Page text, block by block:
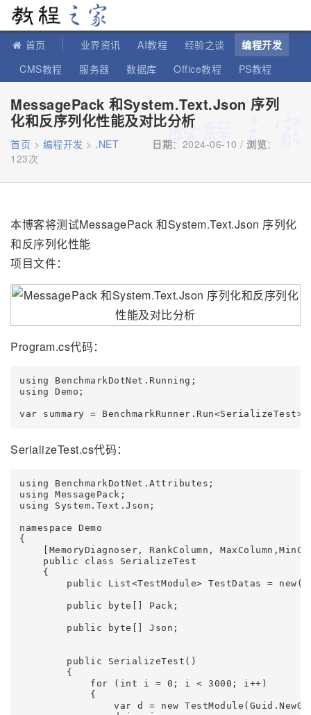
首页 业界资讯 AI教程 经验之谈
编程开发
CMS教程
服务器 数据库 Office教程
PS教程
MessagePack 和System.Text.Json 序列
化和反序列化性能及对比分析
首页 > 编程开发 > .NET 日期：2024-06-10 / 浏览：
123次
本博客将测试MessagePack 和System.Text.Json 序列化
和反序列化性能
项目文件：
Program.cs代码：
using BenchmarkDotNet.Running;
using Demo;
var summary =
SerializeTest.cs代码：
using BenchmarkDotNet.Attributes;
using MessagePack;
using System.Text.Json;
namespace Demo
{
[MemoryDiagnoser, RankColumn,
    public class SerializeTest
    {
public List<TestModule> TestDatas =
        public byte[] Pack;
        public byte[] Json;
        public SerializeTest()
        {
            for (int i = 0; i < 3000; i++)
            {
var d = new